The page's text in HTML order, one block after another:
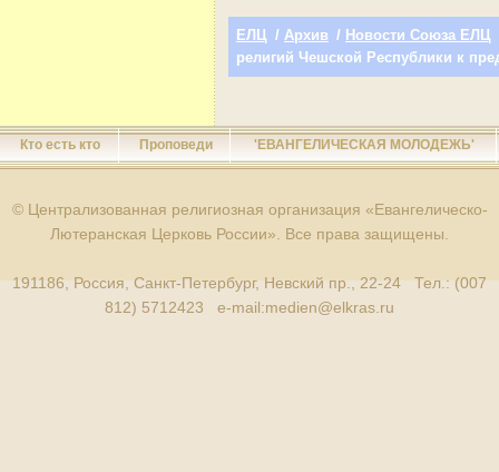
ЕЛЦ / Архив / Новости Союза ЕЛЦ
религий Чешской Республики к
Кто есть кто Проповеди 'ЕВАНГЕЛИЧЕСКАЯ МОЛОДЕЖЬ'
© Централизованная религиозная организация «Евангелическо-
Лютеранская Церковь России». Все права защищены.
191186, Россия, Санкт-Петербург, Невский пр., 22-24 Тел.: (007
812) 5712423 e-mail:medien@elkras.ru